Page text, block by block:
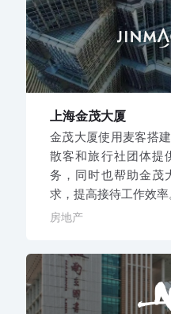
上海金茂大厦
金茂大厦使用麦客搭
散客和旅行社团体提
务，同时也帮助金茂
求，提高接待工作效率
房地产